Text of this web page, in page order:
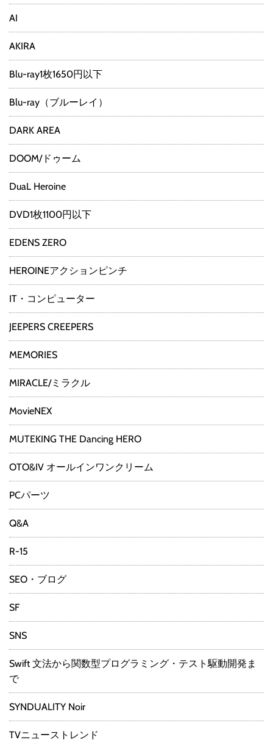
AI
AKIRA
Blu-ray1枚1650円以下
Blu-ray（ブルーレイ）
DARK AREA
DOOM/ドゥーム
DuaL Heroine
DVD1枚1100円以下
EDENS ZERO
HEROINEアクションピンチ
IT・コンピューター
JEEPERS CREEPERS
MEMORIES
MIRACLE/ミラクル
MovieNEX
MUTEKING THE Dancing HERO
OTO&IV オールインワンクリーム
PCパーツ
Q&A
R-15
SEO・ブログ
SF
SNS
Swift 文法から関数型プログラミング・テスト駆動開発ま
で
SYNDUALITY Noir
TVニューストレンド